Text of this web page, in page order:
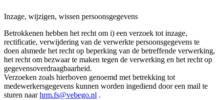
Inzage, wijzigen, wissen persoonsgegevens
Betrokkenen hebben het recht om i) een verzoek tot inzage,
rectificatie, verwijdering van de verwerkte persoonsgegevens te
doen alsmede het recht op beperking van de betreffende verwerking,
het recht om bezwaar te maken tegen de verwerking en het recht op
gegevensoverdraagbaarheid.
Verzoeken zoals hierboven genoemd met betrekking tot
medewerkersgegevens kunnen worden ingediend door een mail te
sturen naarhrm.fs@vebego.nl .